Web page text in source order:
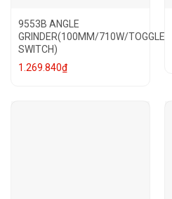
9553B ANGLE
GRINDER(100MM/710W/TOGGLE
SWITCH)
1.269.840₫